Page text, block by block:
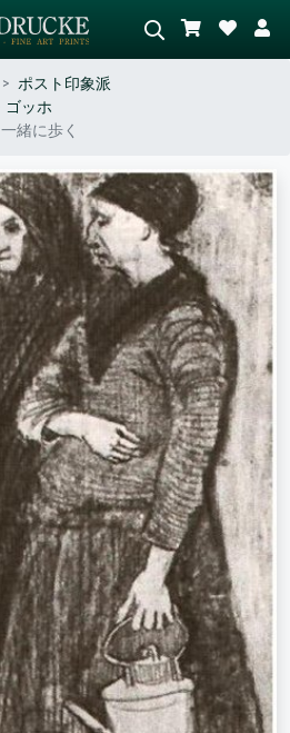
北
緑の草原、赤の多い抽象画、暗い
油絵、木のそばの立ち姿のヌー
ド。
ポスト印象派
ゴッホ
緒に歩く